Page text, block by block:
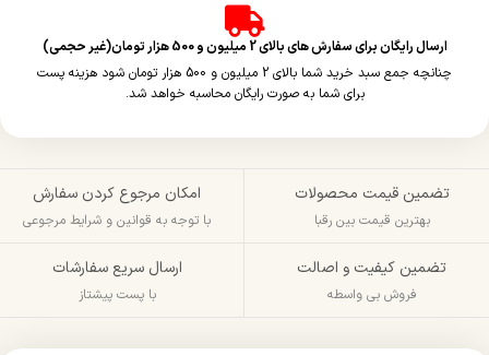
ارسال رایگان برای سفارش های بالای 2 میلیون و 500 هزار تومان(غیر حجمی)
چنانچه جمع سبد خرید شما بالای 2 میلیون و 500 هزار تومان شود هزینه پست
برای شما به صورت رایگان محاسبه خواهد شد.
تضمین قیمت محصولات
بهترین قیمت بین رقبا
امکان مرجوع کردن سفارش
با توجه به قوانین و شرایط مرجوعی
تضمین کیفیت و اصالت
فروش بی واسطه
ارسال سریع سفارشات
با پست پیشتاز